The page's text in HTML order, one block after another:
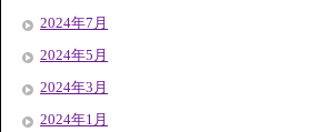
2024年7月
2024年5月
2024年3月
2024年1月